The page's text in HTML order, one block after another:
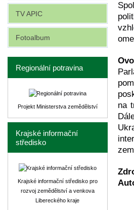
na
TV APIC
Fotoalbum
Regionální potravina
Projekt Ministerstva zemědělství
Krajské informační
středisko
Krajské informační středisko pro
rozvoj zemědělství a venkova
Libereckého kraje